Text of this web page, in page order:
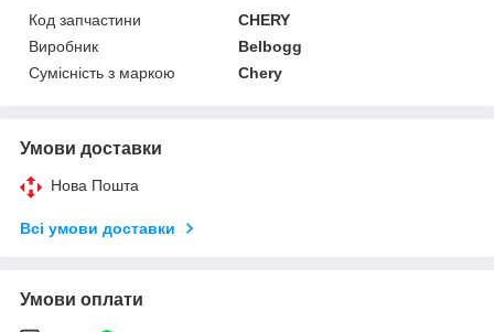
Код запчастини
CHERY
Виробник
Belbogg
Сумісність з маркою
Chery
Умови доставки
Нова Пошта
Всі умови доставки
Умови оплати